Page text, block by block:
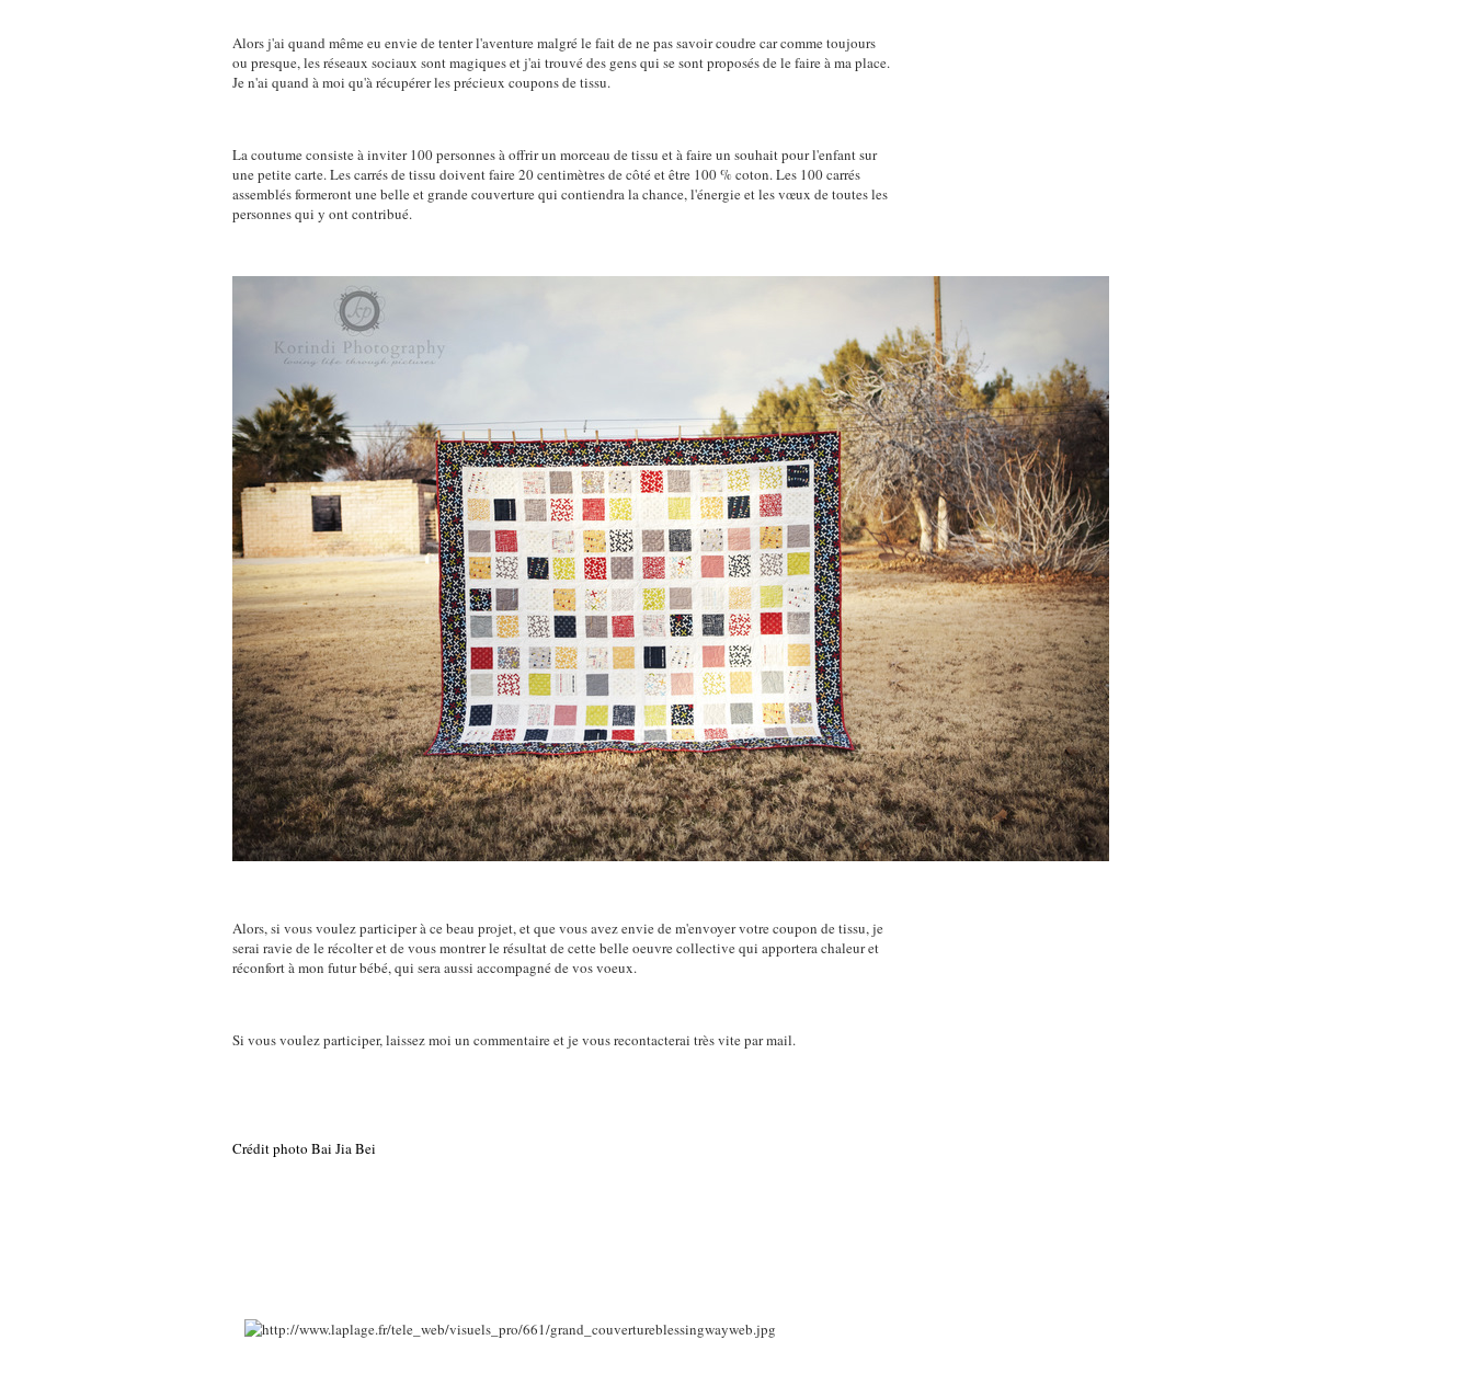
Alors j'ai quand même eu envie de tenter l'aventure malgré le fait de ne pas savoir coudre car comme toujours
ou presque, les réseaux sociaux sont magiques et j'ai trouvé des gens qui se sont proposés de le faire à ma place.
Je n'ai quand à moi qu'à récupérer les précieux coupons de tissu.
La coutume consiste à inviter 100 personnes à offrir un morceau de tissu et à faire un souhait pour l'enfant sur
une petite carte. Les carrés de tissu doivent faire 20 centimètres de côté et être 100 % coton. Les 100 carrés
assemblés formeront une belle et grande couverture qui contiendra la chance, l'énergie et les vœux de toutes les
personnes qui y ont contribué.
Alors, si vous voulez participer à ce beau projet, et que vous avez envie de m'envoyer votre coupon de tissu, je
serai ravie de le récolter et de vous montrer le résultat de cette belle oeuvre collective qui apportera chaleur et
réconfort à mon futur bébé, qui sera aussi accompagné de vos voeux.
Si vous voulez participer, laissez moi un commentaire et je vous recontacterai très vite par mail.
Crédit photo Bai Jia Bei